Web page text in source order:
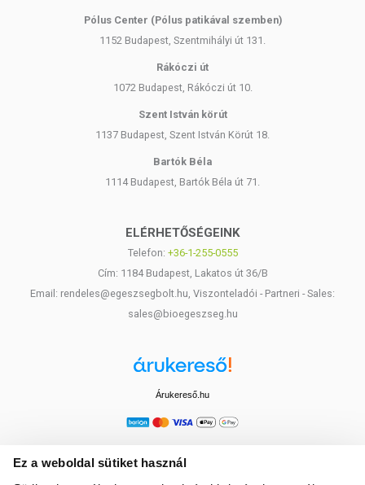
Ez a weboldal sütiket használ
Pólus Center (Pólus patikával szemben)
1152 Budapest, Szentmihályi út 131.
Rákóczi út
1072 Budapest, Rákóczi út 10.
Szent István körút
1137 Budapest, Szent István Körút 18.
Bartók Béla
1114 Budapest, Bartók Béla út 71.
ELÉRHETŐSÉGEINK
Telefon: +36-1-255-0555
Cím: 1184 Budapest, Lakatos út 36/B
Email: rendeles@egeszsegbolt.hu, Viszonteladói - Partneri - Sales:
sales@bioegeszseg.hu
Árukereső.hu